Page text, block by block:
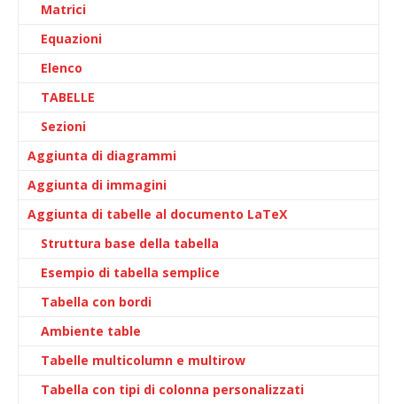
Matrici
Equazioni
Elenco
TABELLE
Sezioni
Aggiunta di diagrammi
Aggiunta di immagini
Aggiunta di tabelle al documento LaTeX
Struttura base della tabella
Esempio di tabella semplice
Tabella con bordi
Ambiente table
Tabelle multicolumn e multirow
Tabella con tipi di colonna personalizzati